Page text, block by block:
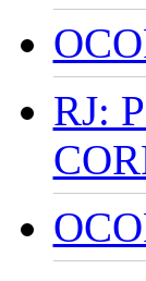
RJ: